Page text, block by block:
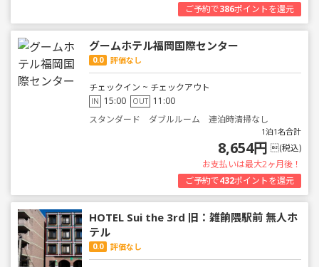
ご予約で386ポイントを還元
グームホテル福岡国際センター
0.0 評価なし
チェックイン ~ チェックアウト
IN 15:00 OUT 11:00
スタンダード ダブルルーム 連泊時清掃なし
1泊1名合計
8,654円 (税込)
お支払いは最大2ヶ月後！
ご予約で432ポイントを還元
HOTEL Sui the 3rd 旧：雑餉隈駅前 無人ホ
テル
0.0 評価なし